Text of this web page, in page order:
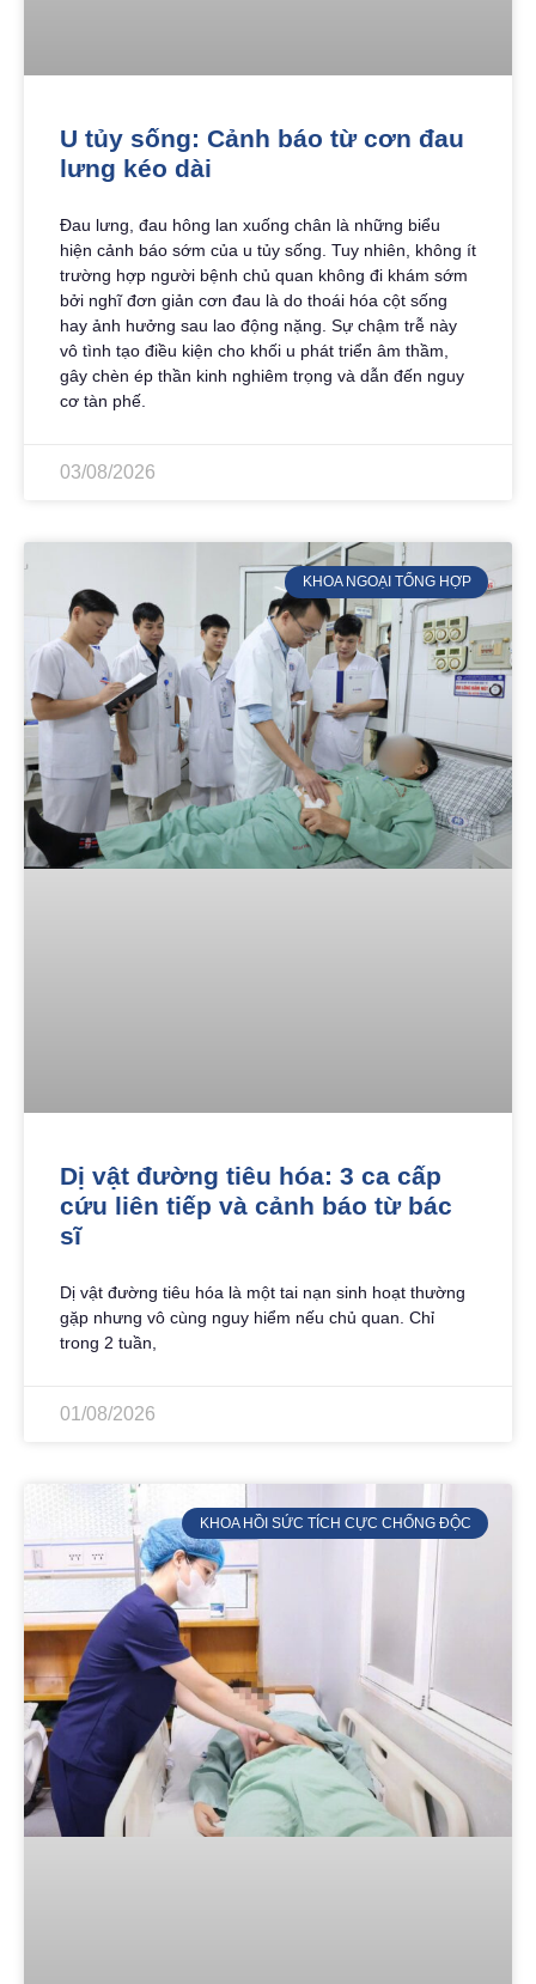
U tủy sống: Cảnh báo từ cơn đau
lưng kéo dài
Đau lưng, đau hông lan xuống chân là những biểu
hiện cảnh báo sớm của u tủy sống. Tuy nhiên, không ít
trường hợp người bệnh chủ quan không đi khám sớm
bởi nghĩ đơn giản cơn đau là do thoái hóa cột sống
hay ảnh hưởng sau lao động nặng. Sự chậm trễ này
vô tình tạo điều kiện cho khối u phát triển âm thầm,
gây chèn ép thần kinh nghiêm trọng và dẫn đến nguy
cơ tàn phế.
03/08/2026
KHOA NGOẠI TỔNG HỢP
Dị vật đường tiêu hóa: 3 ca cấp
cứu liên tiếp và cảnh báo từ bác
sĩ
Dị vật đường tiêu hóa là một tai nạn sinh hoạt thường
gặp nhưng vô cùng nguy hiểm nếu chủ quan. Chỉ
trong 2 tuần,
01/08/2026
KHOA HỒI SỨC TÍCH CỰC CHỐNG ĐỘC